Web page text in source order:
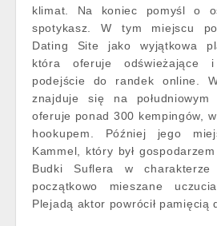
klimat. Na koniec pomyśl o
spotykasz. W tym miejscu
Dating Site jako wyjątkowa
która oferuje odświeżające i
podejście do randek online.
znajduje się na
oferuje ponad 300 kempingów,
hookupem. Później jego
Kammel, który był
Budki Suflera w charakterze
początkowo mieszane
Plejadą aktor powrócił pamięcią